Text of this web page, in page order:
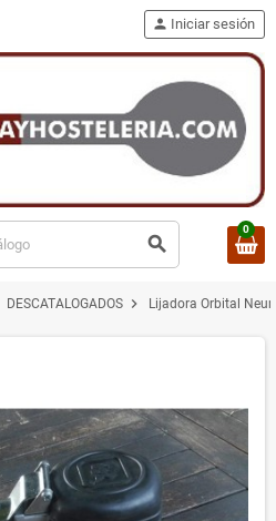
search
person Iniciar sesión
0
DESCATALOGADOS chevron_right Lijadora Orbital